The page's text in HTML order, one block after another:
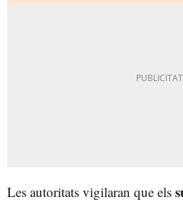
Les autoritats vigilaran que els